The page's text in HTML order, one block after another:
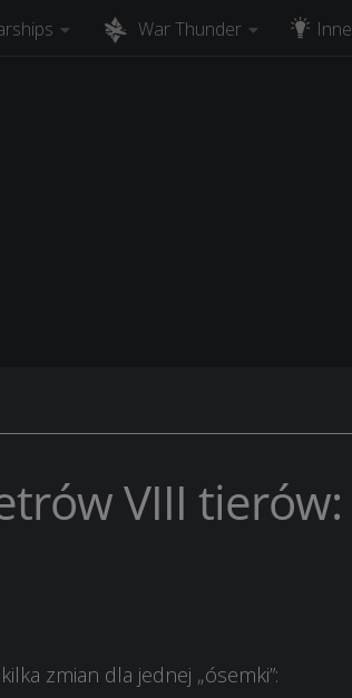
War Thunder Inne
VIII tierów:
zmian dla jednej „ósemki”: